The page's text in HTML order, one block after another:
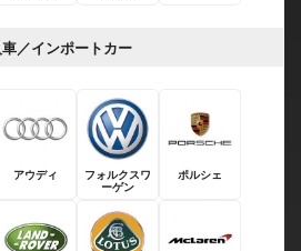
／インポートカー
アウディ
フォルクスワ
ーゲン
ポルシェ